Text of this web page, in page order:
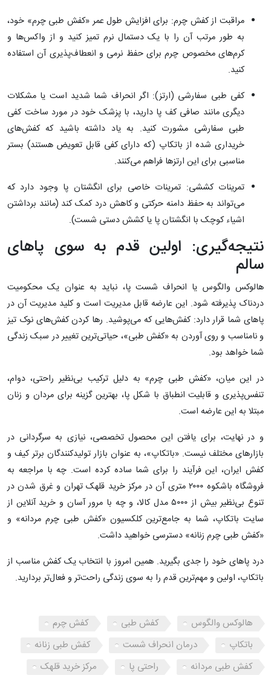
مراقبت از کفش چرم: برای افزایش طول عمر «کفش طبی چرم» خود،
به طور مرتب آن را با یک دستمال نرم تمیز کنید و از واکس‌ها و
کرم‌های مخصوص چرم برای حفظ نرمی و انعطاف‌پذیری آن استفاده
کنید.
کفی طبی سفارشی (ارتز): اگر انحراف شما شدید است یا مشکلات
دیگری مانند صافی کف پا دارید، با پزشک خود در مورد ساخت کفی
طبی سفارشی مشورت کنید. به یاد داشته باشید که کفش‌های
خریداری شده از باتکاپ (که دارای کفی قابل تعویض هستند) بستر
مناسبی برای این ارتزها فراهم می‌کنند.
تمرینات کششی: تمرینات خاصی برای انگشتان پا وجود دارد که
می‌تواند به حفظ دامنه حرکتی و کاهش درد کمک کند (مانند برداشتن
اشیاء کوچک با انگشتان پا یا کشش دستی شست).
نتیجه‌گیری: اولین قدم به سوی پاهای
سالم
هالوکس والگوس یا انحراف شست پا، نباید به عنوان یک محکومیت
دردناک پذیرفته شود. این عارضه قابل مدیریت است و کلید مدیریت آن در
پاهای شما قرار دارد: کفش‌هایی که می‌پوشید. رها کردن کفش‌های نوک تیز
و نامناسب و روی آوردن به «کفش طبی»، حیاتی‌ترین تغییر در سبک زندگی
شما خواهد بود.
در این میان، «کفش طبی چرم» به دلیل ترکیب بی‌نظیر راحتی، دوام،
تنفس‌پذیری و قابلیت انطباق با شکل پا، بهترین گزینه برای مردان و زنان
مبتلا به این عارضه است.
و در نهایت، برای یافتن این محصول تخصصی، نیازی به سرگردانی در
بازارهای مختلف نیست. «باتکاپ»، به عنوان بازار تولیدکنندگان برتر کیف و
کفش ایران، این فرآیند را برای شما ساده کرده است. چه با مراجعه به
فروشگاه باشکوه ۲۰۰۰ متری آن در مرکز خرید قلهک تهران و غرق شدن در
تنوع بی‌نظیر بیش از ۵۰۰۰ مدل کالا، و چه با مرور آسان و خرید آنلاین از
سایت باتکاپ، شما به جامع‌ترین کلکسیون «کفش طبی چرم مردانه» و
«کفش طبی چرم زنانه» دسترسی خواهید داشت.
درد پاهای خود را جدی بگیرید. همین امروز با انتخاب یک کفش مناسب از
باتکاپ، اولین و مهم‌ترین قدم را به سوی زندگی راحت‌تر و فعال‌تر بردارید.
هالوکس والگوس کفش طبی
کفش چرم
باتکاپ
درمان انحراف شست
کفش طبی زنانه
کفش طبی مردانه
راحتی پا
مرکز خرید قلهک